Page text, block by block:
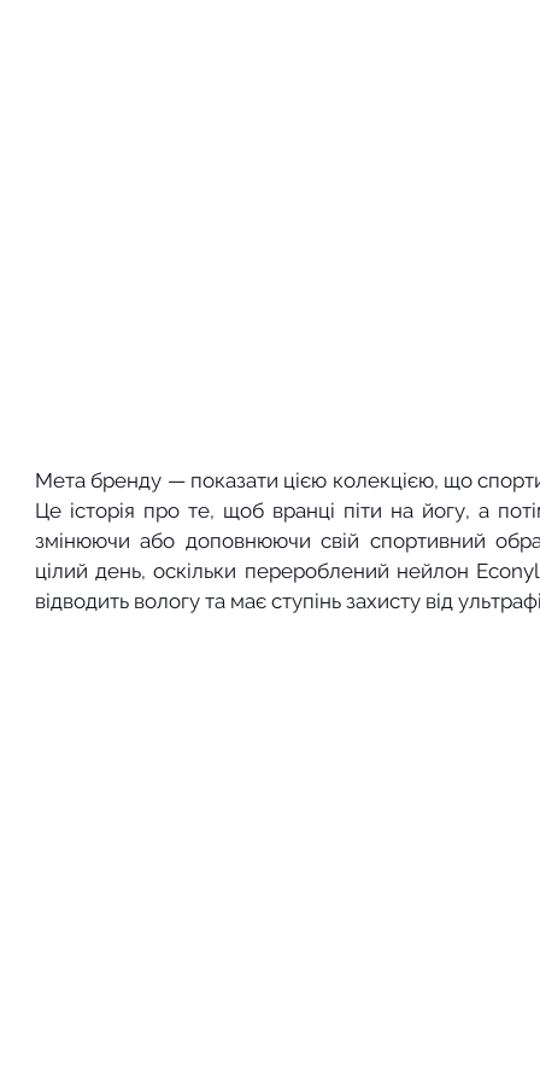
Мета бренду — показати цією колекцією, що
Це історія про те, щоб вранці піти на йогу, а
змінюючи або доповнюючи свій спортивний
цілий день, оскільки перероблений нейлон
відводить вологу та має ступінь захисту від